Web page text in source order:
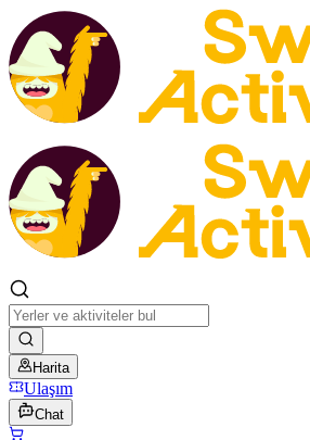
Harita
Ulaşım
Chat